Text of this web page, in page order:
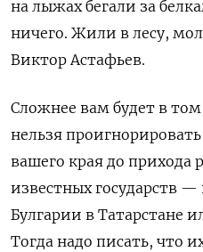
на лыжах бегали за
ничего. Жили в лесу,
Виктор Астафьев.
Сложнее вам будет в том
нельзя
вашего края до прихода
известных государств
Булгарии в Татарстане
Тогда надо писать, что